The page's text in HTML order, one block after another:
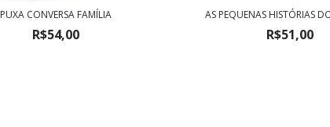
PUXA CONVERSA FAMÍLIA
R$54,00
AS PEQUENAS HISTÓRIAS
R$51,00